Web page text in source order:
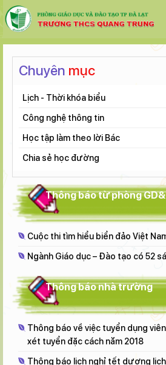
Chuyên mục
Lịch - Thời khóa biểu
Công nghệ thông tin
Học tập làm theo lời Bác
Chia sẻ học đường
Thông báo từ phòng
Cuộc thi tìm hiểu biển đảo Việt
Ngành Giáo dục – Đào tạo có 52
Thông báo nhà trường
Thông báo về việc tuyển dụng
xét tuyển đặc cách năm 2018
Thông báo lịch nghỉ tết dương